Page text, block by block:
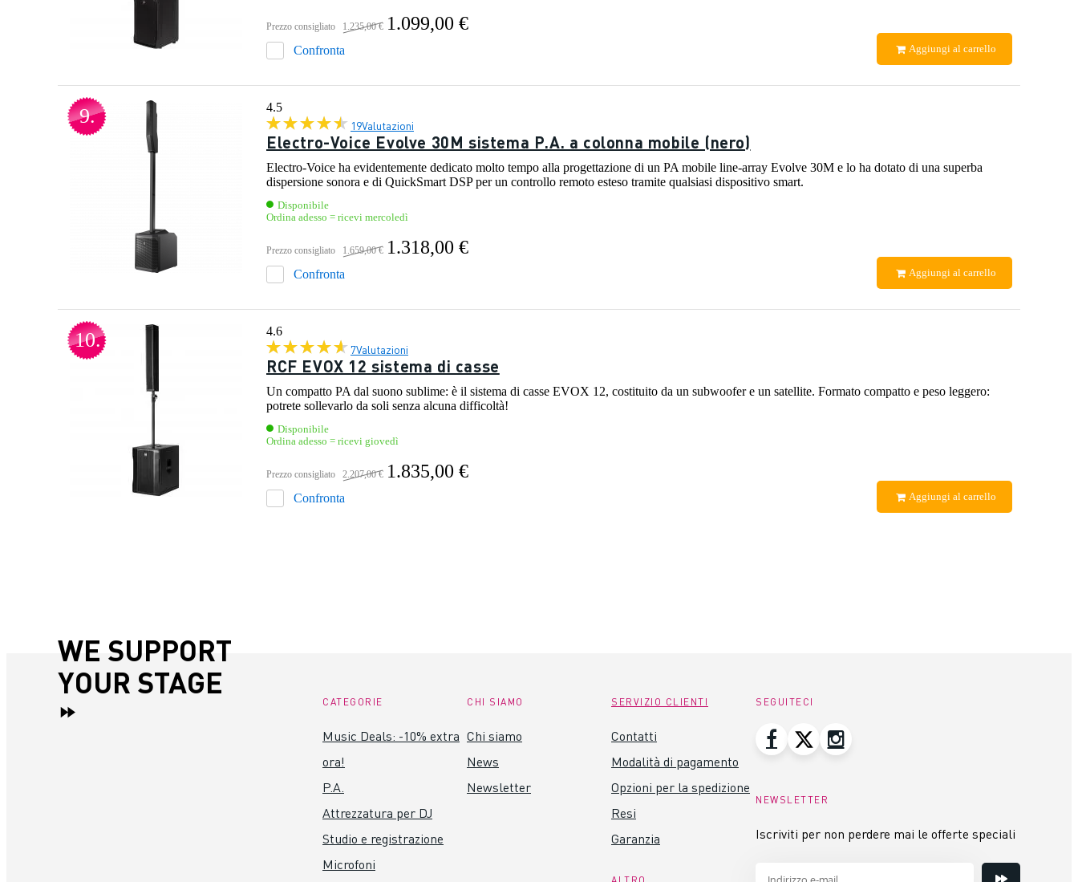
Prezzo consigliato 1.235,00 € 1.099,00 €
Confronta Aggiungi al carrello
9. 4.5
19Valutazioni
Electro-Voice Evolve 30M sistema P.A. a colonna mobile (nero)
Electro-Voice ha evidentemente dedicato molto tempo alla progettazione di un PA mobile line-array Evolve 30M e lo ha dotato di una superba
dispersione sonora e di QuickSmart DSP per un controllo remoto esteso tramite qualsiasi dispositivo smart.
Disponibile
Ordina adesso = ricevi mercoledì
Prezzo consigliato 1.659,00 € 1.318,00 €
Confronta Aggiungi al carrello
10. 4.6
7Valutazioni
RCF EVOX 12 sistema di casse
Un compatto PA dal suono sublime: è il sistema di casse EVOX 12, costituito da un subwoofer e un satellite. Formato compatto e peso leggero:
potrete sollevarlo da soli senza alcuna difficoltà!
Disponibile
Ordina adesso = ricevi giovedì
Prezzo consigliato 2.207,00 € 1.835,00 €
Confronta Aggiungi al carrello
WE SUPPORT
YOUR STAGE
CATEGORIE
Music Deals: -10% extra
ora!
P.A.
Attrezzatura per DJ
Studio e registrazione
Microfoni
CHI SIAMO
Chi siamo
News
Newsletter
SERVIZIO CLIENTI
Contatti
Modalità di pagamento
Opzioni per la spedizione
Resi
Garanzia
SEGUITECI
NEWSLETTER
Iscriviti per non perdere mai le offerte speciali